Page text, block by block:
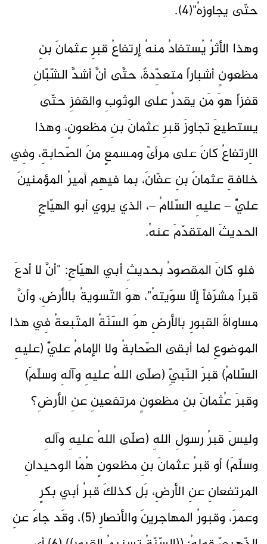
حتّى يجاوزهُ"(4).
وهذا الأثرُ يُستفادُ منهُ إرتفاعُ قبرِ عثمانَ بنِ
مظعونٍ أشباراً متعدِّدةً، حتَّى أنَّ أشدَّ الشّبّانِ
قفزاً هوَ مَن يقدرُ على الوثوبِ والقفزِ حتّى
يستطيعَ تجاوزَ قبرِ عثمانَ بنِ مظعونٍ، وهذا
الاِرتفاعُ كانَ على مرأىً ومسمعٍ منَ الصّحابةِ، وفِي
خلافةِ عثمانَ بنِ عفّانَ، بما فيهِم أميرُ المؤمنينَ
عليٌّ – عليهِ السّلامُ –، الذي يروي أبو الهيّاجِ
الحديثَ المتقدّمَ عنهُ.
فلو كانَ المقصودُ بحديثِ أبي الهيّاجِ: "أنَّ لا أدعَ
قبراً مشرّفاً إلّا سوّيتهُ"، هوَ التّسويةُ بالأرضِ، وأنَّ
مساواةَ القبورِ بالأرضِ هوَ السّنّةُ المتّبعةُ فِي هذا
الموضوعِ لما أبقى الصّحابةُ ولا الإمامُ عليٌّ (عليهِ
السّلامُ) قبرَ النّبيِّ (صلّى اللهُ عليهِ وآلهِ وسلّمَ)
وقبرَ عُثمانَ بنِ مظعونٍ مرتفعينِ عنِ الأرضِ؟
وليسَ قبرُ رسولِ اللهِ (صلّى اللهُ عليهِ وآلهِ
وسلّمَ) أو قبرُ عثمانَ بنِ مظعونٍ هُمَا الوحيدانِ
المرتفعانِ عنِ الأرضِ، بَل كذلكَ قبرُ أبي بكرٍ
وعمرَ، وقبورُ المهاجرينَ والأنصارِ (5)، وقَد جاءَ عنِ